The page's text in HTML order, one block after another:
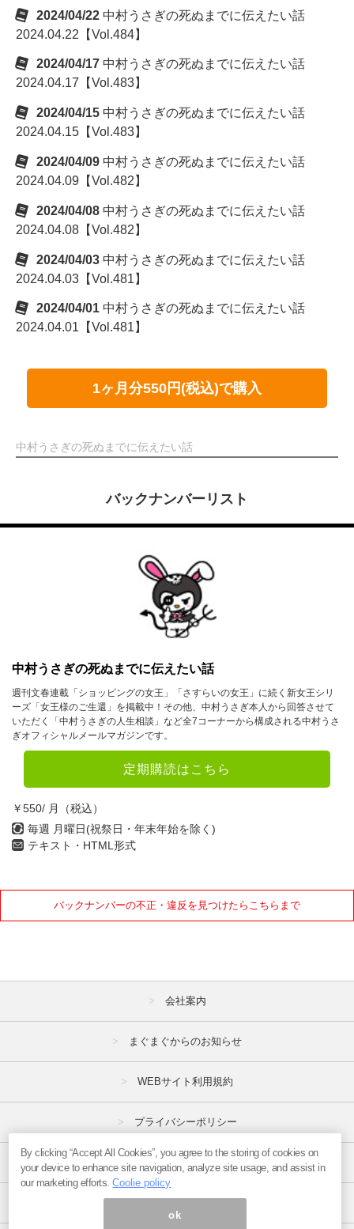
2024/04/22 中村うさぎの死ぬまでに伝えたい話
2024.04.22【Vol.484】
2024/04/17 中村うさぎの死ぬまでに伝えたい話
2024.04.17【Vol.483】
2024/04/15 中村うさぎの死ぬまでに伝えたい話
2024.04.15【Vol.483】
2024/04/09 中村うさぎの死ぬまでに伝えたい話
2024.04.09【Vol.482】
2024/04/08 中村うさぎの死ぬまでに伝えたい話
2024.04.08【Vol.482】
2024/04/03 中村うさぎの死ぬまでに伝えたい話
2024.04.03【Vol.481】
2024/04/01 中村うさぎの死ぬまでに伝えたい話
2024.04.01【Vol.481】
1ヶ月分550円(税込)で購入
中村うさぎの死ぬまでに伝えたい話
バックナンバーリスト
中村うさぎの死ぬまでに伝えたい話
週刊文春連載「ショッピングの女王」「さすらいの女王」に続く新女王シリ
ーズ「女王様のご生還」を掲載中！その他、中村うさぎ本人から回答させて
いただく「中村うさぎの人生相談」など全7コーナーから構成される中村うさ
ぎオフィシャルメールマガジンです。
定期購読はこちら
￥550/ 月（税込）
毎週 月曜日(祝祭日・年末年始を除く)
テキスト・HTML形式
バックナンバーの不正・違反を見つけたらこちらまで
会社案内
まぐまぐからのお知らせ
WEBサイト利用規約
プライバシーポリシー
特定商取引法
By clicking “Accept All Cookies”, you agree to the storing of cookies on
your device to enhance site navigation, analyze site usage, and assist in
our marketing efforts.Coolie policy
ok